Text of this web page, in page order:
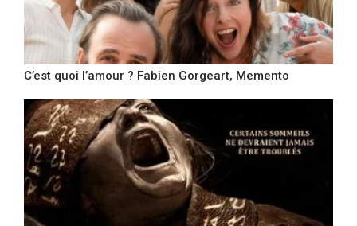
C’est quoi l’amour ? Fabien Gorgeart, Memento